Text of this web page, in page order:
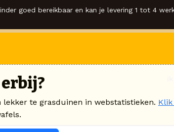
goed bereikbaar en kan je levering 1 tot 4
te grasduinen in webstatistieken.